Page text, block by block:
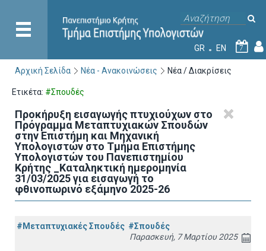
GR EN 7
Αρχική Σελίδα Νέα - Ανακοινώσεις Νέα / Διακρίσεις
Ετικέτα: #Σπουδές
Προκήρυξη εισαγωγής πτυχιούχων στo
Πρόγραμμα Μεταπτυχιακών Σπουδών
στην Επιστήμη και Μηχανική
Υπολογιστών στο Τμήμα Eπιστήμης
Υπολογιστών του Πανεπιστημίου
Κρήτης _Καταληκτική ημερομηνία
31/03/2025 για εισαγωγή το
φθινοπωρινό εξάμηνο 2025-26
#Μεταπτυχιακές Σπουδές #Σπουδές
Παρασκευή, 7 Μαρτίου 2025